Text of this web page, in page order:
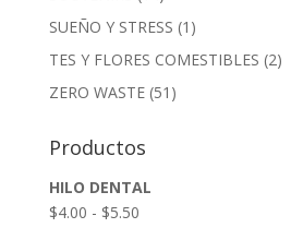
SUEÑO Y STRESS (1)
TES Y FLORES COMESTIBLES (2)
ZERO WASTE (51)
Productos
HILO DENTAL
$4.00 - $5.50Rango